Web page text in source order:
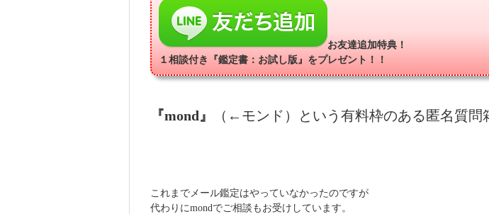
お友達追加特典！
１相談付き『鑑定書：お試し版』をプレゼント！！
『mond』 （←モンド）という有料枠のある匿名質問
これまでメール鑑定はやっていなかったのですが
代わりにmondでご相談もお受けしています。